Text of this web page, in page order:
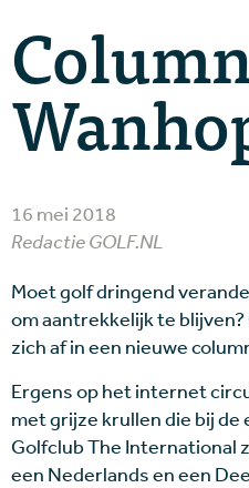
16 mei 2018
Redactie GOLF.NL
Moet golf dringend
om aantrekkelijk te
zich af in een nieuwe
Ergens op het internet
met grijze krullen die bij de
Golfclub The International
een Nederlands en een